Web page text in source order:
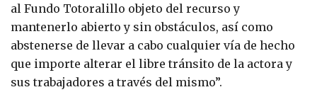
al Fundo Totoralillo objeto del recurso y
mantenerlo abierto y sin obstáculos, así como
abstenerse de llevar a cabo cualquier vía de hecho
que importe alterar el libre tránsito de la actora y
sus trabajadores a través del mismo”.